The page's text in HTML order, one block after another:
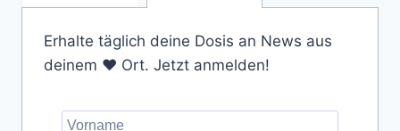
Erhalte täglich deine Dosis an News aus
deinem ❤️ Ort. Jetzt anmelden!